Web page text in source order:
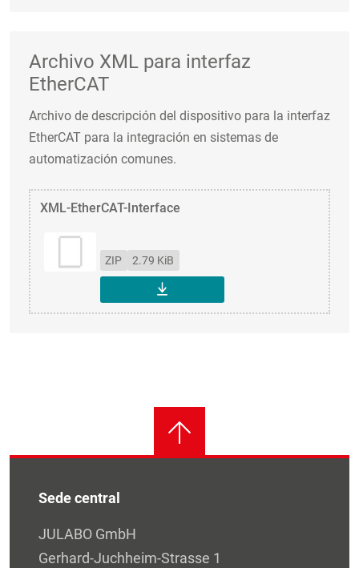
Archivo XML para interfaz
EtherCAT
Archivo de descripción del dispositivo para la interfaz
EtherCAT para la integración en sistemas de
automatización comunes.
XML-EtherCAT-Interface
ZIP 2.79 KiB
DESCARGAR
Sede central
JULABO GmbH
Gerhard-Juchheim-Strasse 1